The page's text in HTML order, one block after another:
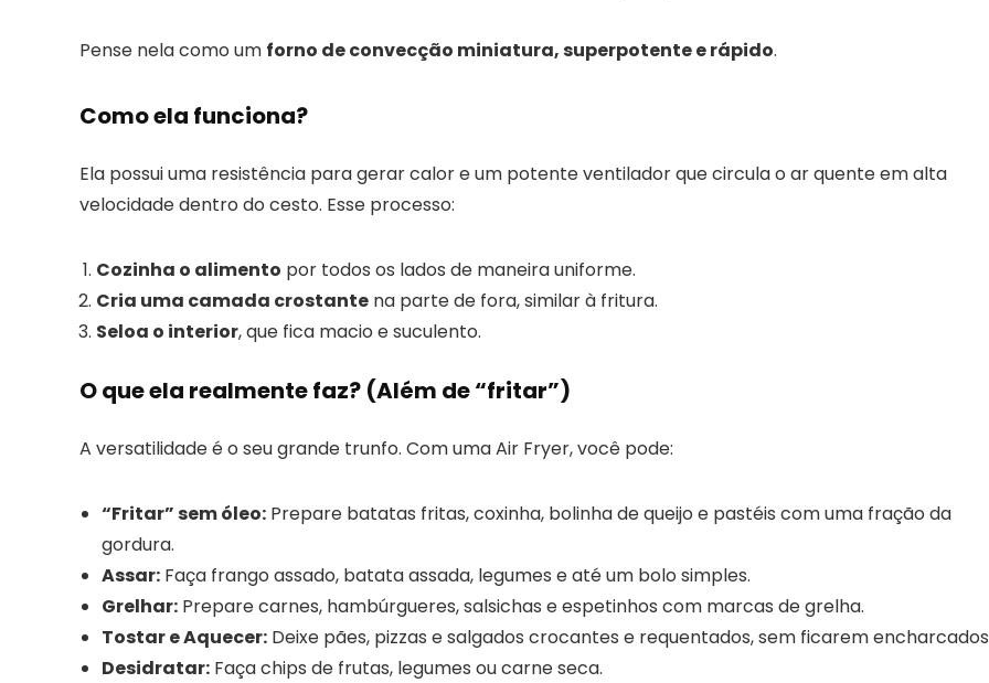
Pense nela como um forno de convecção miniatura, superpotente e rápido.
Como ela funciona?
Ela possui uma resistência para gerar calor e um potente ventilador que circula o ar quente em alta
velocidade dentro do cesto. Esse processo:
Cozinha o alimento por todos os lados de maneira uniforme.
Cria uma camada crostante na parte de fora, similar à fritura.
Seloa o interior, que fica macio e suculento.
O que ela realmente faz? (Além de “fritar”)
A versatilidade é o seu grande trunfo. Com uma Air Fryer, você pode:
“Fritar” sem óleo: Prepare batatas fritas, coxinha, bolinha de queijo e pastéis com uma fração da
gordura.
Assar: Faça frango assado, batata assada, legumes e até um bolo simples.
Grelhar: Prepare carnes, hambúrgueres, salsichas e espetinhos com marcas de grelha.
Tostar e Aquecer: Deixe pães, pizzas e salgados crocantes e requentados, sem ficarem
Desidratar: Faça chips de frutas, legumes ou carne seca.